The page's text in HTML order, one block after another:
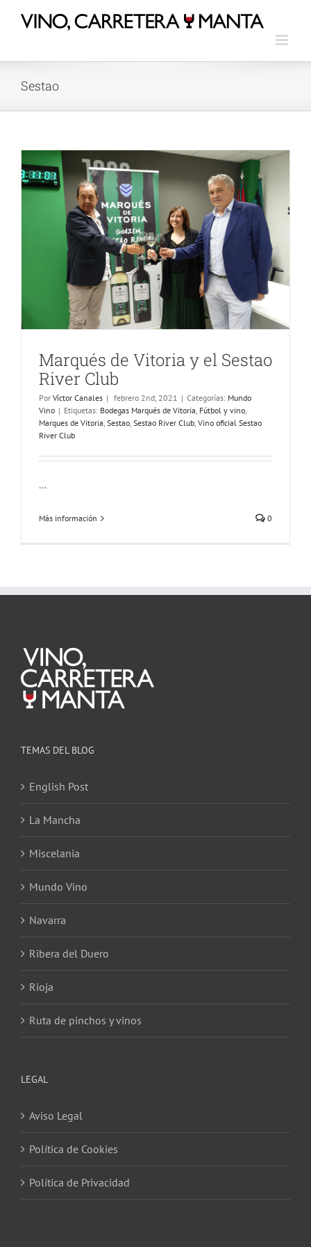
Sestao
Marqués de Vitoria y el Sestao
River Club
Por Víctor Canales | febrero 2nd, 2021 | Categorías: Mundo
Vino | Etiquetas: Bodegas Marqués de Vitoria, Fútbol y vino,
Marques de Vitoria, Sestao, Sestao River Club, Vino oficial Sestao
River Club
...
Más información 0
TEMAS DEL BLOG
English Post
La Mancha
Miscelania
Mundo Vino
Navarra
Ribera del Duero
Rioja
Ruta de pinchos y vinos
LEGAL
Aviso Legal
Política de Cookies
Política de Privacidad